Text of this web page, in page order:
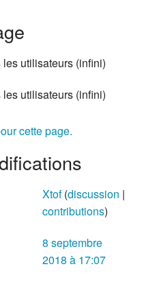
utilisateurs (infini)
utilisateurs (infini)
cette page.
Xtof (discussion |
contributions)
8 septembre
2018 à 17:07